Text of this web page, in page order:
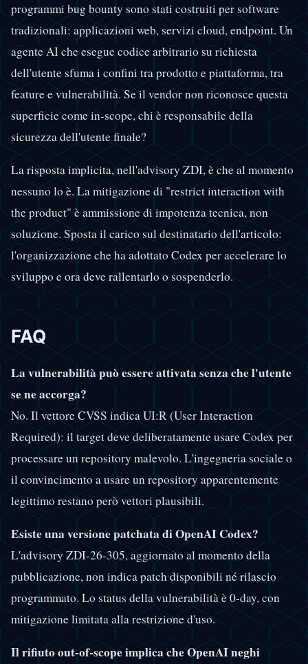
programmi bug bounty sono stati costruiti per software
tradizionali: applicazioni web, servizi cloud, endpoint. Un
agente AI che esegue codice arbitrario su richiesta
dell'utente sfuma i confini tra prodotto e piattaforma, tra
feature e vulnerabilità. Se il vendor non riconosce questa
superficie come in-scope, chi è responsabile della
sicurezza dell'utente finale?
La risposta implicita, nell'advisory ZDI, è che al momento
nessuno lo è. La mitigazione di "restrict interaction with
the product" è ammissione di impotenza tecnica, non
soluzione. Sposta il carico sul destinatario dell'articolo:
l'organizzazione che ha adottato Codex per accelerare lo
sviluppo e ora deve rallentarlo o sospenderlo.
FAQ
La vulnerabilità può essere attivata senza che l'utente
se ne accorga?
No. Il vettore CVSS indica UI:R (User Interaction
Required): il target deve deliberatamente usare Codex per
processare un repository malevolo. L'ingegneria sociale o
il convincimento a usare un repository apparentemente
legittimo restano però vettori plausibili.
Esiste una versione patchata di OpenAI Codex?
L'advisory ZDI-26-305, aggiornato al momento della
pubblicazione, non indica patch disponibili né rilascio
programmato. Lo status della vulnerabilità è 0-day, con
mitigazione limitata alla restrizione d'uso.
Il rifiuto out-of-scope implica che OpenAI neghi